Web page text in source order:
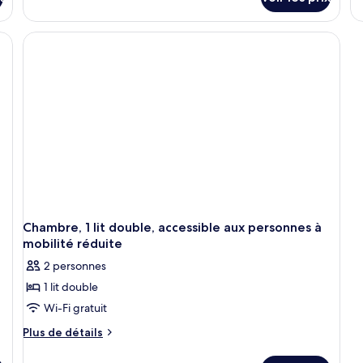
lits
de
chambre
Chambre
lits
le
| Bureau, chambres insonorisées, Wi-Fi gratuit, draps fournis
Chambre, 1 lit double, accessible aux personnes à
mobilité réduite
2 personnes
1 lit double
Wi-Fi gratuit
Plus de détails
Plus